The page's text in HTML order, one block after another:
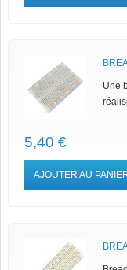
Une
5,40 €
AJOUTER AU